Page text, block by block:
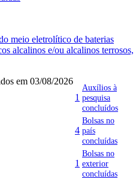
meio eletrolítico de baterias
alcalinos e/ou alcalinos terrosos,
em 03/08/2026
1
Auxílios à
pesquisa
concluídos
4
Bolsas no
país
concluídas
1
Bolsas no
exterior
concluídas